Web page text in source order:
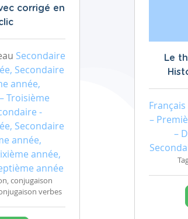
corrigé en
Secondaire
Secondaire
année,
Troisième
-
Secondaire
année,
année,
année
conjugaison
verbes
Le
Français
–
–